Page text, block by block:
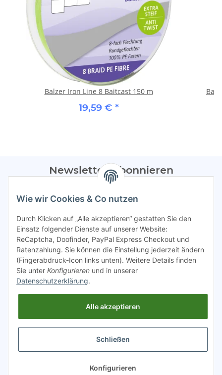
Balzer Iron Line 8 Baitcast 150 m
19,59 € *
Newsletter Abonnieren
Bitte sendet mir entsprechend eurer
regelmäßig Infos zu euren Aktionen per E-Mail zu.
Abonnieren
Spamschutz aktiv
Gesetzliche Informationen
* Alle Preise inkl. gesetzlicher USt.
Wie wir Cookies & Co nutzen
Durch Klicken auf „Alle akzeptieren“ gestatten Sie den
Einsatz folgender Dienste auf unserer Website:
ReCaptcha, Doofinder, PayPal Express Checkout und
Ratenzahlung. Sie können die Einstellung jederzeit ändern
(Fingerabdruck-Icon links unten). Weitere Details finden
Sie unter Konfigurieren und in unserer
Datenschutzerklärung.
Alle akzeptieren
Schließen
Konfigurieren